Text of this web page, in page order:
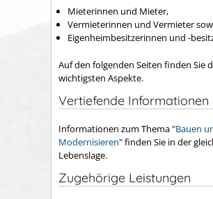
Mieterinnen und Mieter,
Vermieterinnen und Vermieter
Eigenheimbesitzerinnen und -
Auf den folgenden Seiten finden Sie
wichtigsten Aspekte.
Vertiefende Informationen
Informationen zum Thema "Bauen
Modernisieren" finden Sie in der
Lebenslage.
Zugehörige Leistungen